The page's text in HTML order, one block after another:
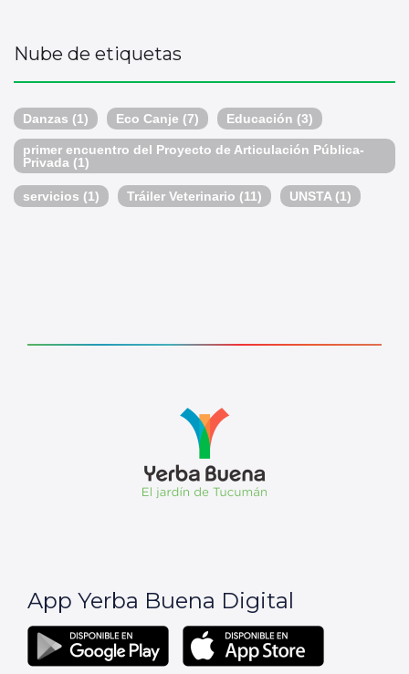
Nube de etiquetas
Danzas (1) Eco Canje (7) Educación (3)
primer encuentro del Proyecto de Articulación Pública-
Privada (1)
servicios (1) Tráiler Veterinario (11) UNSTA (1)
App Yerba Buena Digital